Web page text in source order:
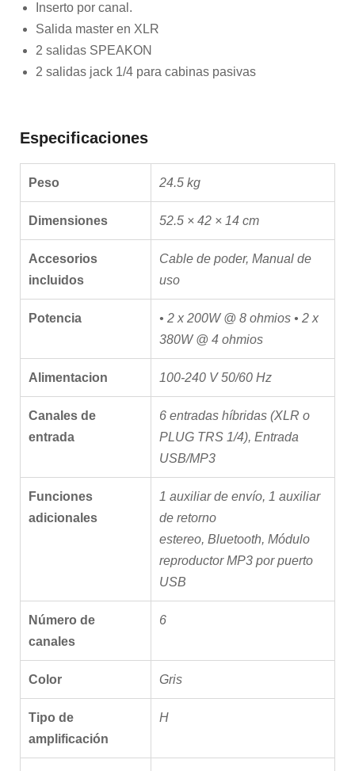
Inserto por canal.
Salida master en XLR
2 salidas SPEAKON
2 salidas jack 1/4 para cabinas pasivas
Especificaciones
Peso 24.5 kg
Dimensiones 52.5 × 42 × 14 cm
Accesorios
incluidos
Cable de poder, Manual de
uso
Potencia
• 2 x 200W @ 8 ohmios • 2 x
380W @ 4 ohmios
Alimentacion 100-240 V 50/60 Hz
Canales de
entrada
6 entradas híbridas (XLR o
PLUG TRS 1/4), Entrada
USB/MP3
Funciones
adicionales
1 auxiliar de envío, 1 auxiliar
de retorno
estereo, Bluetooth, Módulo
reproductor MP3 por puerto
USB
Número de
canales
6
Color Gris
Tipo de
amplificación
H